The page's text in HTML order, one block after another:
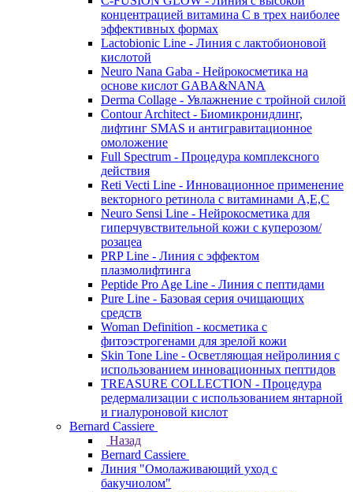
концентрацией витамина C в трех наиболее
эффективных формах
Lactobionic Line - Линия с лактобионовой
кислотой
Neuro Nana Gaba - Нейрокосметика на
основе кислот GABA&NANA
Derma Collage - Увлажнение с тройной силой
Contour Architect - Биомикронидлинг,
лифтинг SMAS и антигравитационное
омоложение
Full Spectrum - Процедура комплексного
действия
Reti Vecti Line - Инновационное применение
векторного ретинола с витаминами A,Е,С
Neuro Sensi Line - Нейрокосметика для
гиперчувствительной кожи с куперозом/
розацеа
PRP Line - Линия с эффектом
плазмолифтинга
Peptide Pro Age Line - Линия с пептидами
Pure Line - Базовая серия очищающих
средств
Woman Definition - косметика с
фитоэстрогенами для зрелой кожи
Skin Tone Line - Осветляющая нейролиния с
использованием инновационных пептидов
TREASURE COLLECTION - Процедура
редермализации с использованием янтарной
и гиалуроновой кислот
Bernard Cassiere
Назад
Bernard Cassiere
Линия "Омолаживающий уход с
бакучиолом"